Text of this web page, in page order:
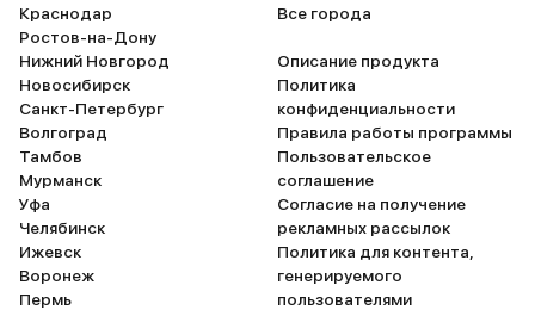
Краснодар
Ростов-на-Дону
Нижний Новгород
Новосибирск
Санкт-Петербург
Волгоград
Тамбов
Мурманск
Уфа
Челябинск
Ижевск
Воронеж
Пермь
Все города
Описание продукта
Политика
конфиденциальности
Правила работы программы
Пользовательское
соглашение
Согласие на получение
рекламных рассылок
Политика для контента,
генерируемого
пользователями